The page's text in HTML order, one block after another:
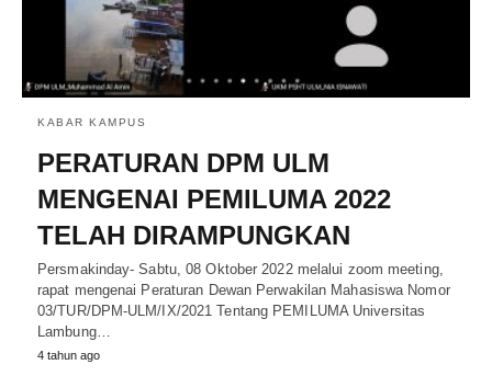
KABAR KAMPUS
PERATURAN DPM ULM
MENGENAI PEMILUMA 2022
TELAH DIRAMPUNGKAN
Persmakinday- Sabtu, 08 Oktober 2022 melalui zoom meeting,
rapat mengenai Peraturan Dewan Perwakilan Mahasiswa Nomor
03/TUR/DPM-ULM/IX/2021 Tentang PEMILUMA Universitas
Lambung…
4 tahun ago